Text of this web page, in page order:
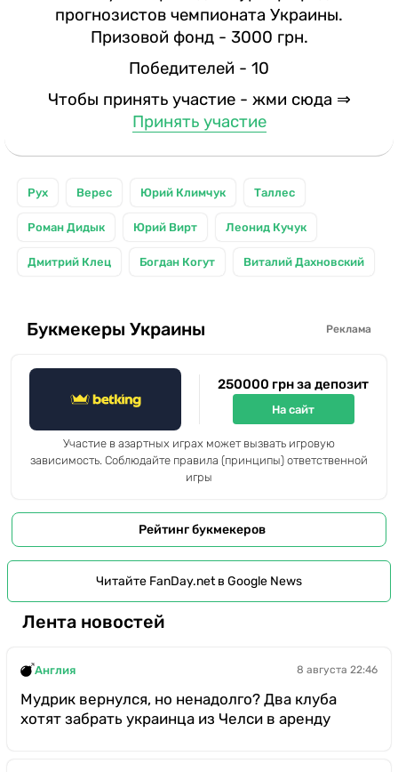
прогнозистов чемпионата Украины.
Призовой фонд - 3000 грн.
Победителей - 10
Чтобы принять участие - жми сюда ⇒
Принять участие
Рух Верес Юрий Климчук Таллес
Роман Дидык Юрий Вирт Леонид Кучук
Дмитрий Клец Богдан Когут Виталий Дахновский
Букмекеры Украины Реклама
250000 грн за депозит
На сайт
Участие в азартных играх может вызвать игровую
зависимость. Соблюдайте правила (принципы) ответственной
игры
Рейтинг букмекеров
Читайте FanDay.net в Google News
Лента новостей
Англия 8 августа 22:46
Мудрик вернулся, но ненадолго? Два клуба
хотят забрать украинца из Челси в аренду